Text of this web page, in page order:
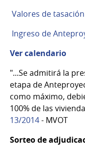
Valores de
Ingreso de
Ver calendario
"...Se admitirá la
etapa de
como máximo,
100% de las
13/2014- MVOT
Sorteo de